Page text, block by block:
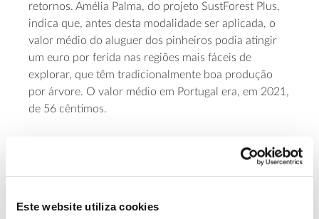
Este website utiliza cookies
retornos. Amélia Palma, do projeto SustForest Plus,
indica que, antes desta modalidade ser aplicada, o
valor médio do aluguer dos pinheiros podia atingir
um euro por ferida nas regiões mais fáceis de
explorar, que têm tradicionalmente boa produção
por árvore. O valor médio em Portugal era, em 2021,
de 56 cêntimos.